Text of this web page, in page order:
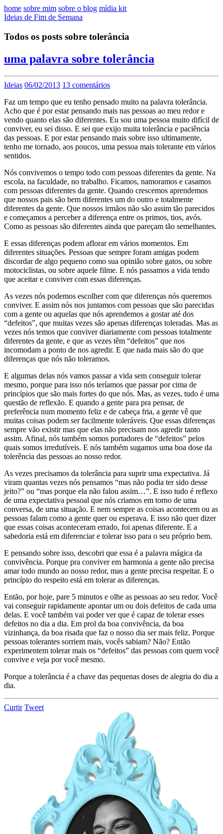
home sobre mim sobre o blog mídia kit
Ideias de Fim de Semana
Todos os posts sobre tolerância
uma palavra sobre tolerância
Ideias 06/02/2013 13 comentários
Faz um tempo que eu tenho pensado muito na palavra tolerância.
Acho que é por estar pensando mais nas pessoas ao meu redor e
vendo quanto elas são diferentes. Eu sou uma pessoa muito difícil de
conviver, eu sei disso. E sei que exijo muita tolerância e paciência
das pessoas. E por estar pensando mais sobre isso ultimamente,
tenho me tornado, aos poucos, uma pessoa mais tolerante em vários
sentidos.
Nós convivemos o tempo todo com pessoas diferentes da gente. Na
escola, na faculdade, no trabalho. Ficamos, namoramos e casamos
com pessoas diferentes da gente. Quando crescemos aprendemos
que nossos pais são bem diferentes um do outro e totalmente
diferentes da gente. Que nossos irmãos não são assim tão parecidos
e começamos a perceber a diferença entre os primos, tios, avós.
Como as pessoas são diferentes ainda que pareçam tão semelhantes.
E essas diferenças podem aflorar em vários momentos. Em
diferentes situações. Pessoas que sempre foram amigas podem
discordar de algo pequeno como sua opinião sobre gatos, ou sobre
motociclistas, ou sobre aquele filme. E nós passamos a vida tendo
que aceitar e conviver com essas diferenças.
As vezes nós podemos escolher com que diferenças nós queremos
conviver. E assim nós nos juntamos com pessoas que são parecidas
com a gente ou aquelas que nós aprendemos a gostar até dos
“defeitos”, que muitas vezes são apenas diferenças toleradas. Mas as
vezes nós temos que conviver diariamente com pessoas totalmente
diferentes da gente, e que as vezes têm “defeitos” que nos
incomodam a ponto de nos agredir. E que nada mais são do que
diferenças que nós não toleramos.
E algumas delas nós vamos passar a vida sem conseguir tolerar
mesmo, porque para isso nós teríamos que passar por cima de
princípios que são mais fortes do que nós. Mas, as vezes, tudo é uma
questão de reflexão. E quando a gente para pra pensar, de
preferência num momento feliz e de cabeça fria, a gente vê que
muitas coisas podem ser facilmente toleráveis. Que essas diferenças
sempre vão existir mas que elas não precisam nos agredir tanto
assim. Afinal, nós também somos portadores de “defeitos” pelos
quais somos irredutíveis. E nós também sugamos uma boa dose da
tolerência das pessoas ao nosso redor.
As vezes precisamos da tolerância para suprir uma expectativa. Já
viram quantas vezes nós pensamos “mas não podia ter sido desse
jeito?” ou “mas porque ela não falou assim…”. E isso tudo é reflexo
de uma expectativa pessoal que nós criamos em torno de uma
conversa, de uma situação. E nem sempre as coisas acontecem ou as
pessoas falam como a gente quer ou esperava. E isso não quer dizer
que essas coisas aconteceram errado, foi apenas diferente. E a
sabedoria está em diferenciar e tolerar isso para o seu próprio bem.
E pensando sobre isso, descobri que essa é a palavra mágica da
convivência. Porque pra conviver em harmonia a gente não precisa
amar todo mundo ao nosso redor, mas a gente precisa respeitar. E o
princípio do respeito está em tolerar as diferenças.
Então, por hoje, pare 5 minutos e olhe as pessoas ao seu redor. Você
vai conseguir rapidamente apontar um ou dois defeitos de cada uma
delas. E você também vai poder ver que é capaz de tolerar esses
defeitos no dia a dia. Em prol da boa convivência, da boa
vizinhança, da boa risada que faz o nosso dia ser mais feliz. Porque
pessoas tolerantes sorriem mais, vocês sabiam? Não? Então
experimentem tolerar mais os “defeitos” das pessoas com quem você
convive e veja por você mesmo.
Porque a tolerância é a chave das pequenas doses de alegria do dia a
dia.
Curtir Tweet